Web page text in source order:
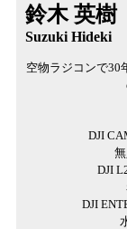
鈴木 英樹
Suzuki Hideki
空物ラジコンで30
DJI
DJI
DJI